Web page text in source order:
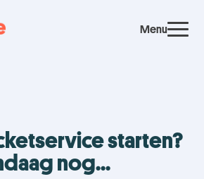
Menu
starten?
nog...